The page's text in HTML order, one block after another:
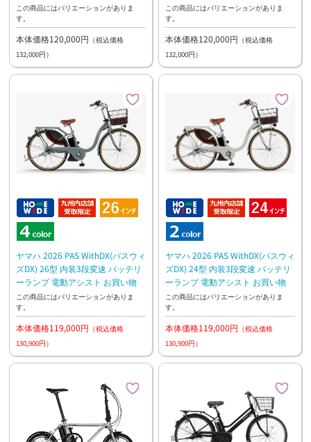
この商品にはバリエーションがありま
す。
本体価格120,000円 （税込価格
132,000円）
この商品にはバリエーションがありま
す。
本体価格120,000円 （税込価格
132,000円）
ヤマハ 2026 PAS WithDX(パスウィ
ズDX) 26型 内装3段変速 バッテリ
ーランプ 電動アシスト お買い物
この商品にはバリエーションがありま
す。
本体価格119,000円 （税込価格
130,900円）
ヤマハ 2026 PAS WithDX(パスウィ
ズDX) 24型 内装3段変速 バッテリ
ーランプ 電動アシスト お買い物
この商品にはバリエーションがありま
す。
本体価格119,000円 （税込価格
130,900円）